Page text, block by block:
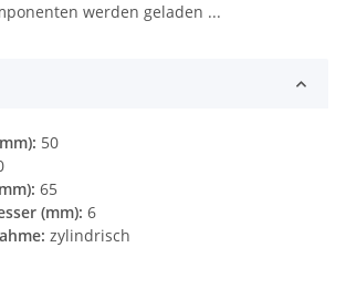
werden geladen ...
50
65
(mm): 6
zylindrisch